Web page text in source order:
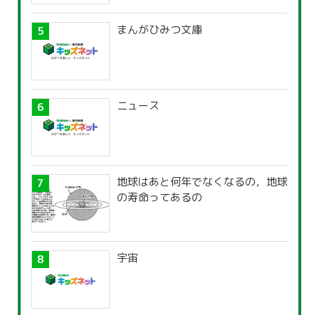
まんがひみつ文庫
ニュース
地球はあと何年でなくなるの，地球
の寿命ってあるの
宇宙